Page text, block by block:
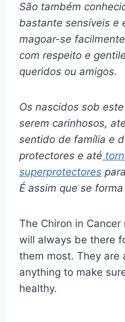
São também
bastante sensíveis e
magoar-se
com respeito e
queridos ou amigos.
Os nascidos sob
serem carinhosos,
sentido de família e
protectores e até
superprotectores
É assim que se
The Chiron in
will always be there
them most. They are
anything to make
healthy.